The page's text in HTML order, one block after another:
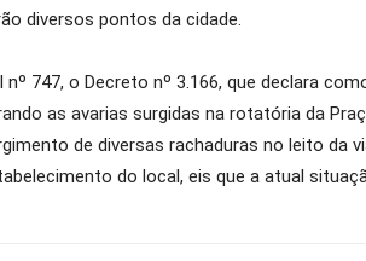
diversos pontos da cidade.
747, o Decreto nº 3.166, que declara
as avarias surgidas na rotatória da
de diversas rachaduras no leito da
do local, eis que a atual